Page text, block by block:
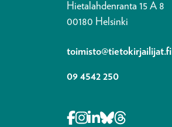
Hietalahdenranta 15 A 8
00180 Helsinki
toimisto@tietokirjailijat.fi
09 4542 250
Opens in a new
Opens in a new
Opens in a
Opens in a